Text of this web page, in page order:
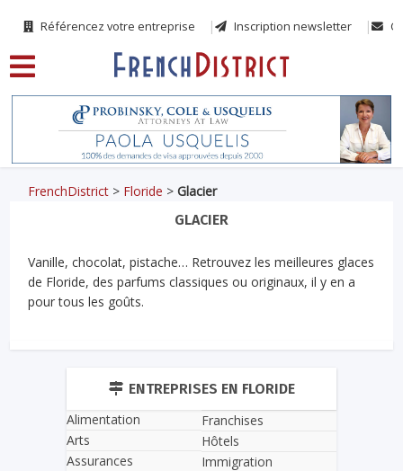
Référencez votre entreprise Inscription newsletter
FrenchDistrict > Floride >Glacier
GLACIER
Vanille, chocolat, pistache… Retrouvez les meilleures glaces
de Floride, des parfums classiques ou originaux, il y en a
pour tous les goûts.
ENTREPRISES EN FLORIDE
Alimentation
Arts
Assurances
Franchises
Hôtels
Immigration